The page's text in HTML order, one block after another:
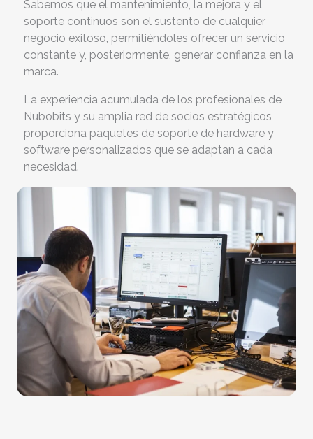
Sabemos que el mantenimiento, la mejora y el
soporte continuos son el sustento de cualquier
negocio exitoso, permitiéndoles ofrecer un servicio
constante y, posteriormente, generar confianza en la
marca.
La experiencia acumulada de los profesionales de
Nubobits y su amplia red de socios estratégicos
proporciona paquetes de soporte de hardware y
software personalizados que se adaptan a cada
necesidad.